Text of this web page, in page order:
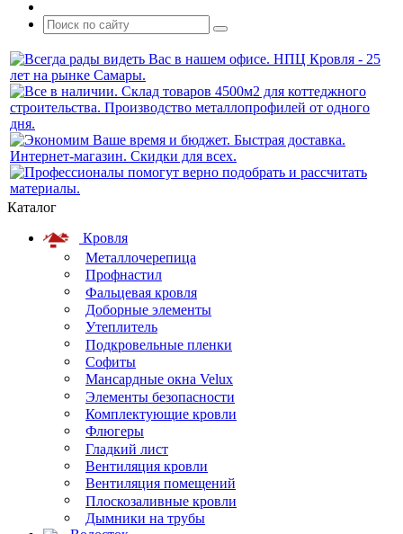
Каталог
Кровля
Металлочерепица
Профнастил
Фальцевая кровля
Доборные элементы
Утеплитель
Подкровельные пленки
Софиты
Мансардные окна Velux
Элементы безопасности
Комплектующие кровли
Флюгеры
Гладкий лист
Вентиляция кровли
Вентиляция помещений
Плоскозаливные кровли
Дымники на трубы